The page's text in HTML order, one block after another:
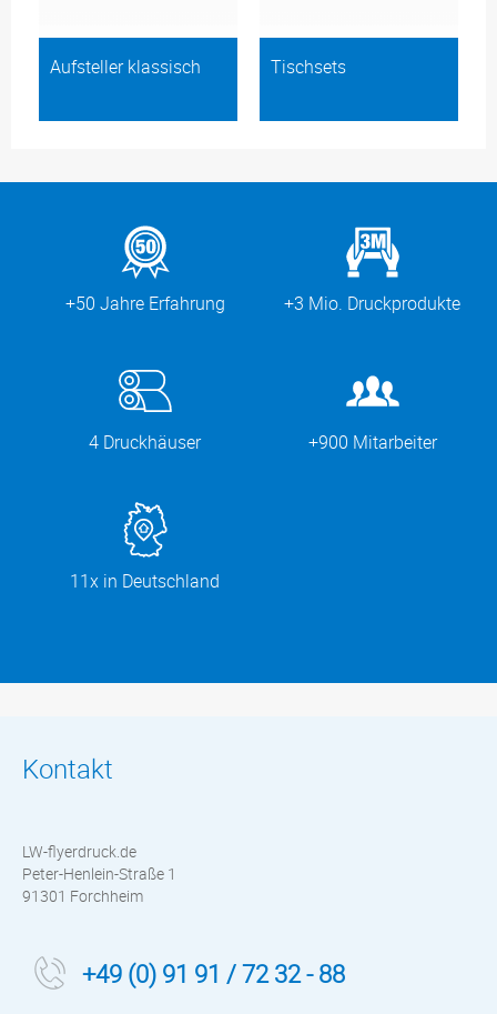
Aufsteller klassisch Tischsets
+50 Jahre Erfahrung +3 Mio. Druckprodukte
4 Druckhäuser +900 Mitarbeiter
11x in Deutschland
Kontakt
LW-flyerdruck.de
Peter-Henlein-Straße 1
91301 Forchheim
+49 (0) 91 91 / 72 32 - 88